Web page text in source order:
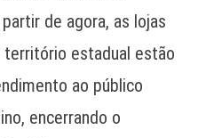
de agora, as lojas
estadual estão
ao público
encerrando o